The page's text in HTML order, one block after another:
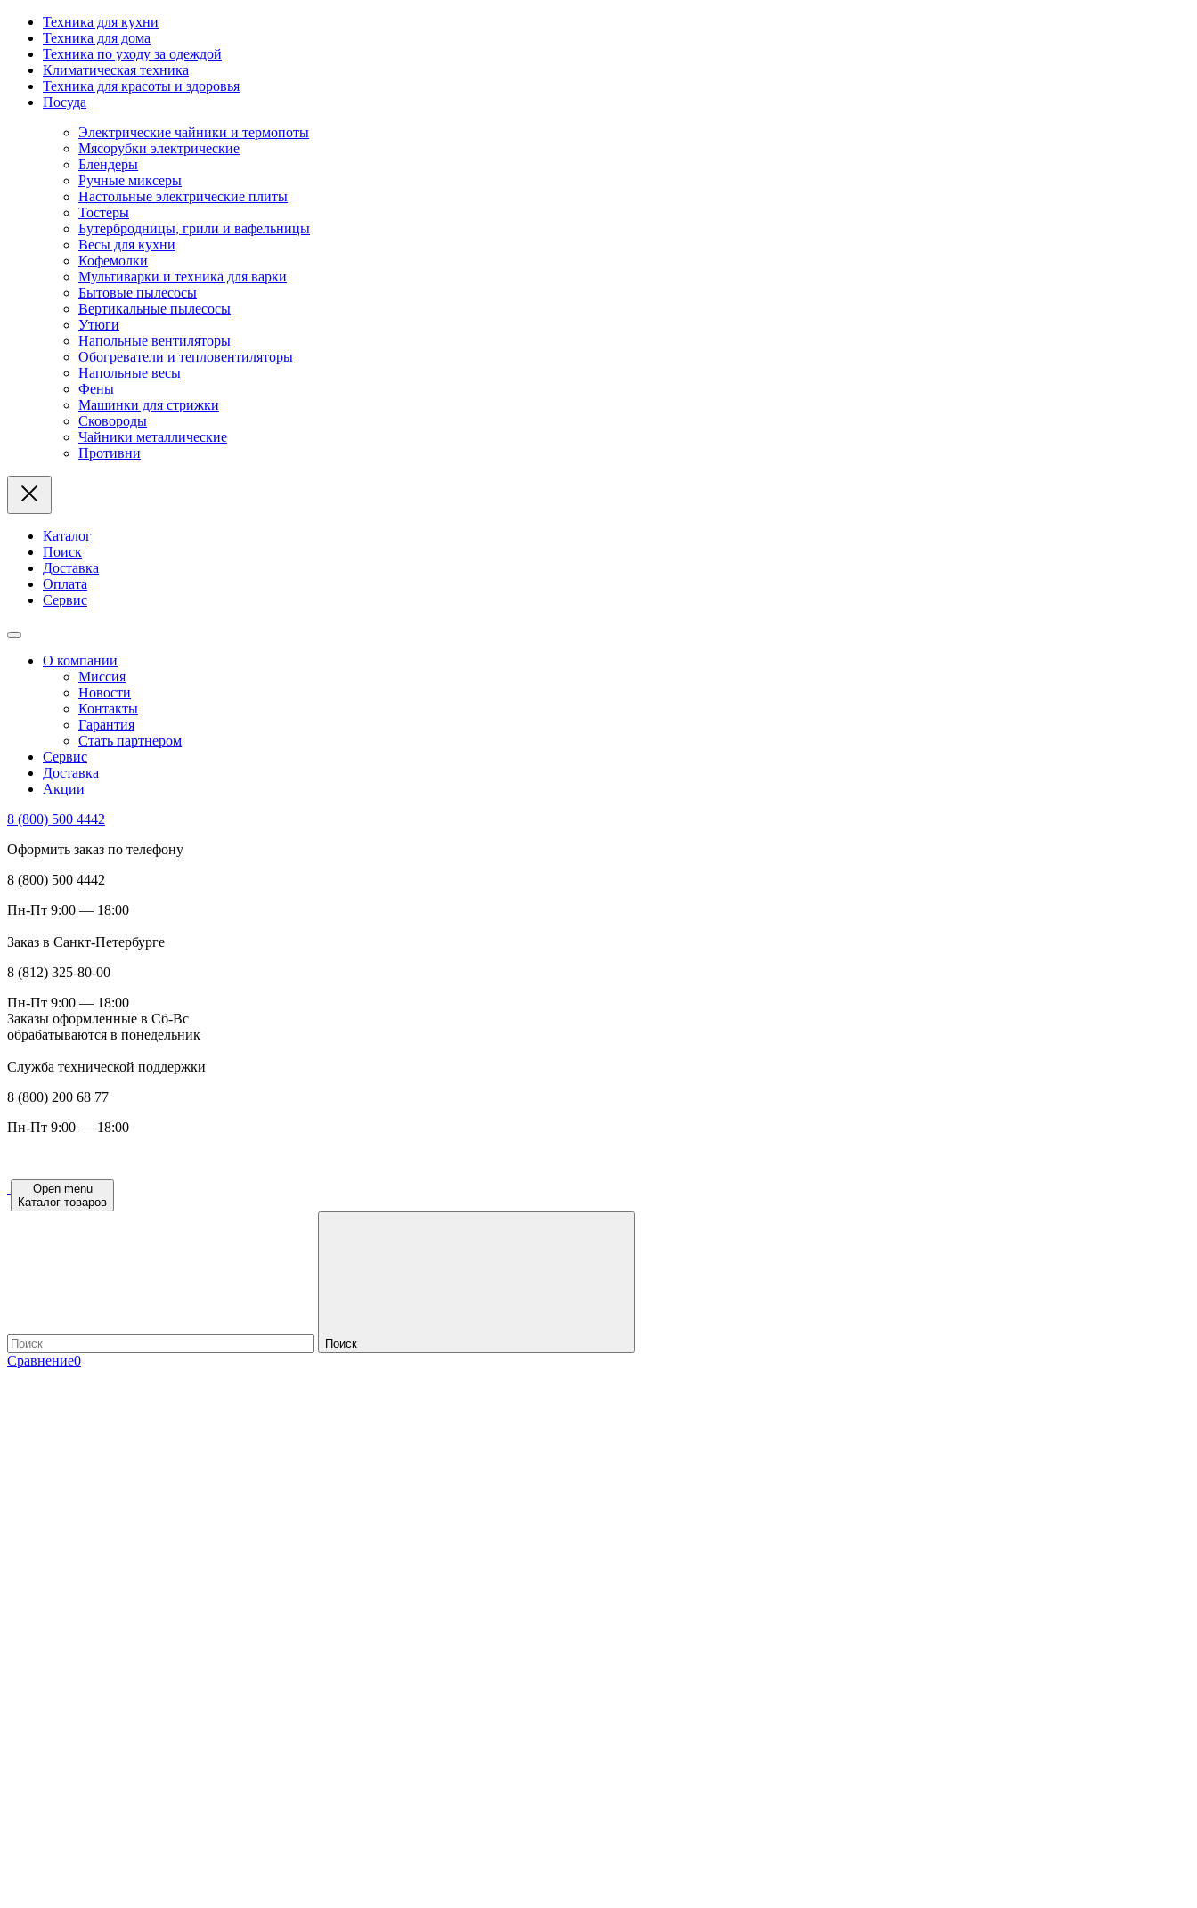
Техника для кухни
Техника для дома
Техника по уходу за одеждой
Климатическая техника
Техника для красоты и здоровья
Посуда
Электрические чайники и термопоты
Мясорубки электрические
Блендеры
Ручные миксеры
Настольные электрические плиты
Тостеры
Бутербродницы, грили и вафельницы
Весы для кухни
Кофемолки
Мультиварки и техника для варки
Бытовые пылесосы
Вертикальные пылесосы
Утюги
Напольные вентиляторы
Обогреватели и тепловентиляторы
Напольные весы
Фены
Машинки для стрижки
Сковороды
Чайники металлические
Противни
Каталог
Поиск
Доставка
Оплата
Сервис
О компании
Миссия
Новости
Контакты
Гарантия
Стать партнером
Сервис
Доставка
Акции
8 (800) 500 4442
Оформить заказ по телефону
8 (800) 500 4442
Пн-Пт 9:00 — 18:00
Заказ в Санкт-Петербурге
8 (812) 325-80-00
Пн-Пт 9:00 — 18:00
Заказы оформленные в Сб-Вс
обрабатываются в понедельник
Служба технической поддержки
8 (800) 200 68 77
Пн-Пт 9:00 — 18:00
Open menu
Каталог товаров
Поиск
Сравнение0